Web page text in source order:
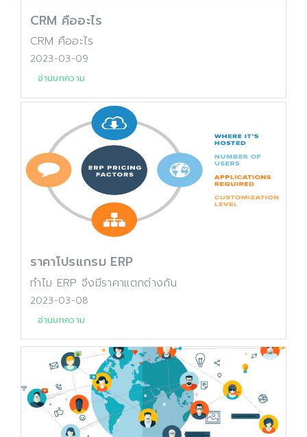
CRM คืออะไร
CRM คืออะไร
2023-03-09
อ่านบทความ
ราคาโปรแกรม ERP
ทำไม ERP จีงมีราคาแตกต่างกัน
2023-03-08
อ่านบทความ